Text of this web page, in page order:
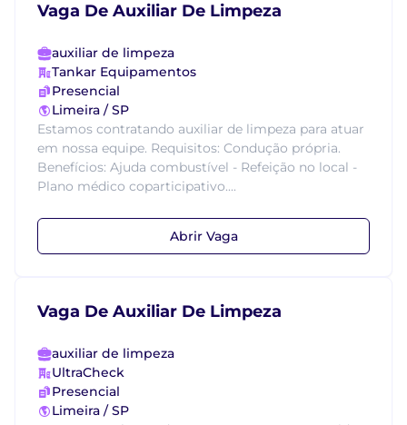
Vaga De Auxiliar De Limpeza
auxiliar de limpeza
Tankar Equipamentos
Presencial
Limeira / SP
Estamos contratando auxiliar de limpeza para atuar
em nossa equipe. Requisitos: Condução própria.
Benefícios: Ajuda combustível - Refeição no local -
Plano médico coparticipativo....
Abrir Vaga
Vaga De Auxiliar De Limpeza
auxiliar de limpeza
UltraCheck
Presencial
Limeira / SP